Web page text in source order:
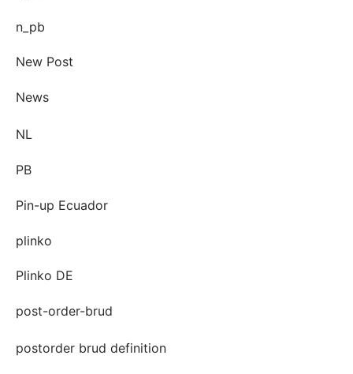
n_pb
New Post
News
NL
PB
Pin-up Ecuador
plinko
Plinko DE
post-order-brud
postorder brud definition